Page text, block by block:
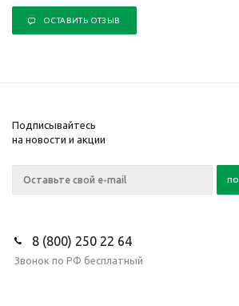
ОСТАВИТЬ ОТЗЫВ
Подписывайтесь
на новости и акции
8 (800) 250 22 64
Звонок по РФ бесплатный